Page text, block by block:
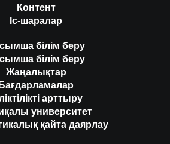
Контент
Іс-шаралар
білім беру
білім беру
Жаңалықтар
Бағдарламалар
арттыру
университет
қайта даярлау